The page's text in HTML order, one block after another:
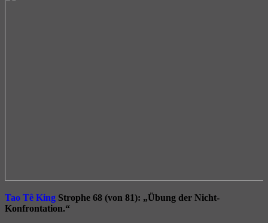
Tao Tê King Strophe 68 (von 81): „Übung der Nicht-
Konfrontation.“